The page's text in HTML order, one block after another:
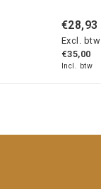
€28,93
Excl. btw
€35,00
Incl. btw